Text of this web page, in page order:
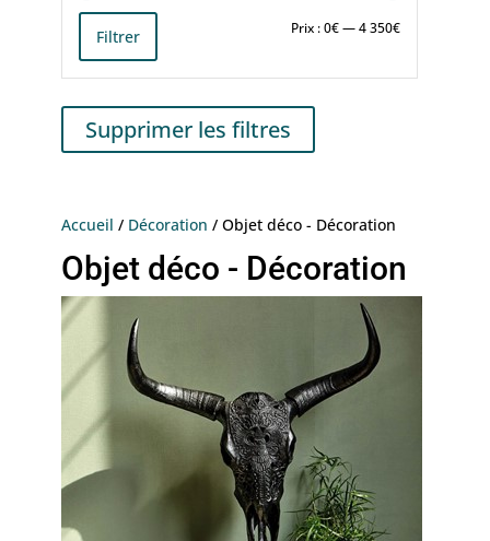
Prix
Prix
Filtrer Prix :0€—4 350€
Supprimer les filtres
Accueil / Décoration / Objet déco - Décoration
Objet déco - Décoration